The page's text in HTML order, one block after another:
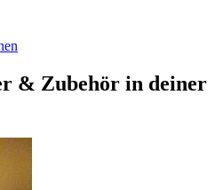
& Zubehör in deiner